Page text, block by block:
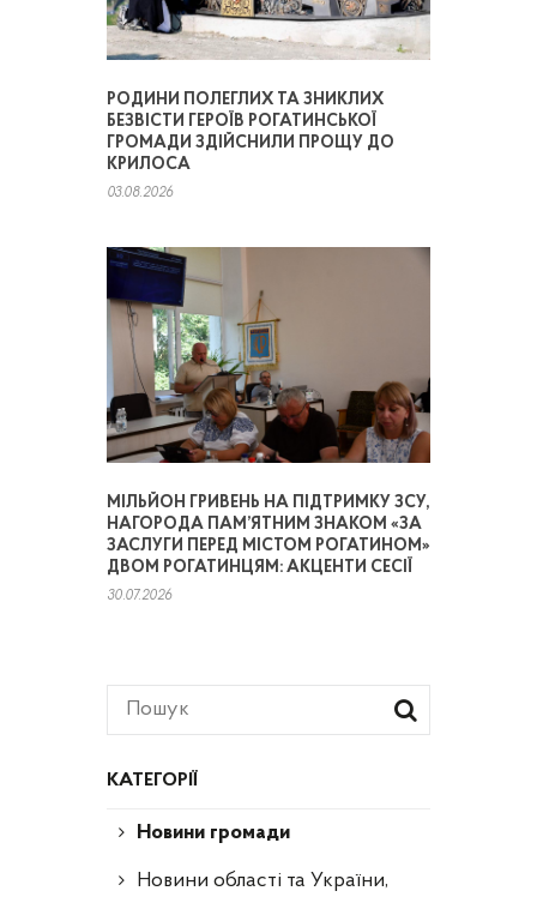
КАТЕГОРІЇ
Новини громади
Новини області та України,
РОДИНИ ПОЛЕГЛИХ ТА ЗНИКЛИХ
БЕЗВІСТИ ГЕРОЇВ РОГАТИНСЬКОЇ
ГРОМАДИ ЗДІЙСНИЛИ ПРОЩУ ДО
КРИЛОСА
03.08.2026
МІЛЬЙОН ГРИВЕНЬ НА ПІДТРИМКУ ЗСУ,
НАГОРОДА ПАМ’ЯТНИМ ЗНАКОМ «ЗА
ЗАСЛУГИ ПЕРЕД МІСТОМ РОГАТИНОМ»
ДВОМ РОГАТИНЦЯМ: АКЦЕНТИ СЕСІЇ
30.07.2026